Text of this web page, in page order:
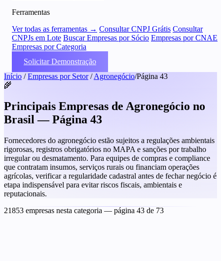
Ferramentas
Ver todas as ferramentas → Consultar CNPJ Grátis Consultar
CNPJs em Lote Buscar Empresas por Sócio Empresas por CNAE
Empresas por Categoria
Solicitar Demonstração
Início / Empresas por Setor / Agronegócio/Página 43
🌾
Principais Empresas de Agronegócio no
Brasil — Página 43
Fornecedores do agronegócio estão sujeitos a regulações ambientais
rigorosas, registros obrigatórios no MAPA e sanções por trabalho
irregular ou desmatamento. Para equipes de compras e compliance
que contratam insumos, serviços rurais ou financiam operações
agrícolas, verificar a regularidade cadastral antes de fechar negócio é
etapa indispensável para evitar riscos fiscais, ambientais e
reputacionais.
21853 empresas nesta categoria — página 43 de 73